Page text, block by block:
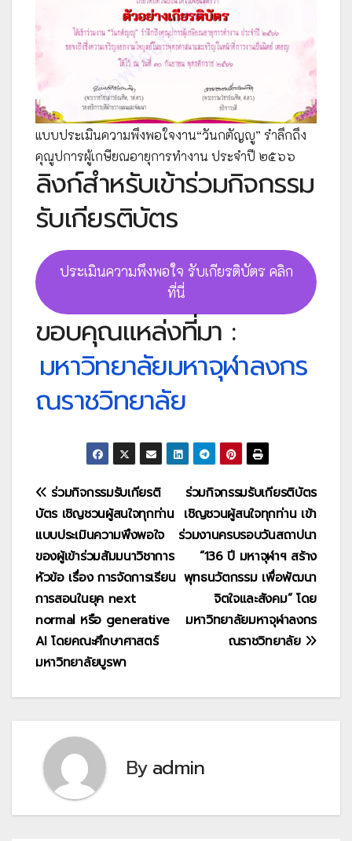
แบบประเมินความพึงพอใจงาน“วันกตัญญู” รำลึกถึง
คุณูปการผู้เกษียณอายุการทำงาน ประจำปี ๒๕๖๖
ลิงก์สำหรับเข้าร่วมกิจกรรม
รับเกียรติบัตร
ประเมินความพึงพอใจ รับเกียรติบัตร คลิก
ที่นี่
ขอบคุณแหล่งที่มา :
มหาวิทยาลัยมหาจุฬาลงกร
ณราชวิทยาลัย
แนะแนว
เรื่อง
ร่วมกิจกรรมรับเกียรติบัตร
เชิญชวนผู้สนใจทุกท่าน เข้า
ร่วมงานครบรอบวันสถาปนา
“136 ปี มหาจุฬาฯ สร้าง
พุทธนวัตกรรม เพื่อพัฒนา
จิตใจและสังคม” โดย
มหาวิทยาลัยมหาจุฬาลงกร
ณราชวิทยาลัย
ร่วมกิจกรรมรับเกียรติ
บัตร เชิญชวนผู้สนใจทุกท่าน
แบบประเมินความพึงพอใจ
ของผู้เข้าร่วมสัมมนาวิชาการ
หัวข้อ เรื่อง การจัดการเรียน
การสอนในยุค next
normal หรือ generative
AI โดยคณะศึกษาศาสตร์
มหาวิทยาลัยบูรพา
Byadmin